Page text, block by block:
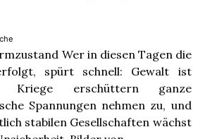
Wer in diesen Tagen die
spürt schnell: Gewalt ist
Kriege erschüttern ganze
Spannungen nehmen zu, und
stabilen Gesellschaften wächst